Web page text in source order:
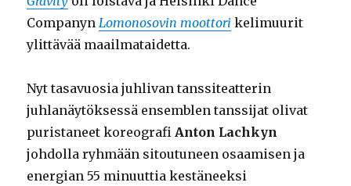
Companyn Lomonosovin moottori kelimuurit
ylittävää maailmataidetta.
Nyt tasavuosia juhlivan tanssiteatterin
juhlanäytöksessä ensemblen tanssijat olivat
puristaneet koreografi Anton Lachkyn
johdolla ryhmään sitoutuneen osaamisen ja
energian 55 minuuttia kestäneeksi